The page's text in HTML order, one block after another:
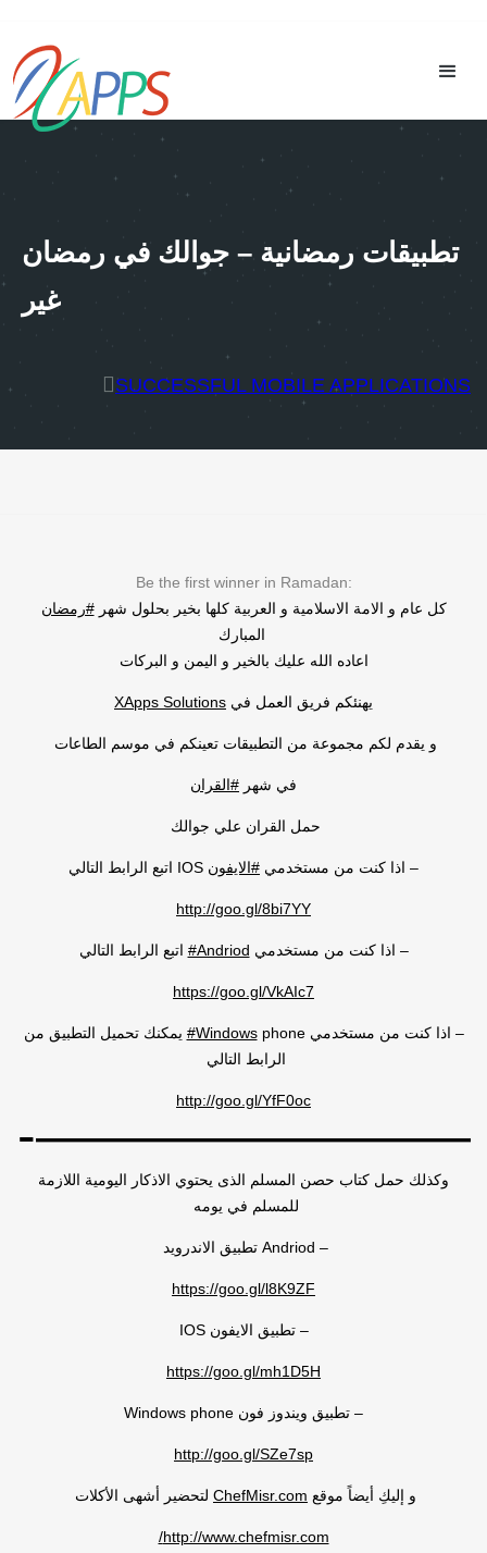
تطبيقات رمضانية – جوالك في رمضان
غير
SUCCESSFUL MOBILE APPLICATIONS
Be the first winner in Ramadan:
كل عام و الامة الاسلامية و العربية كلها بخير بحلول شهر‫#‏رمضان‬
اعاده الله عليك بالخير و اليمن و البركات
يهنئكم فريق العمل في XApps Solutions
و يقدم لكم مجموعة من التطبيقات تعينكم في موسم الطاعات
في شهر ‫#‏القران‬
حمل القران علي جوالك
– اذا كنت من مستخدمي ‫#‏الايفون‬
http://goo.gl/8bi7YY
– اذا كنت من مستخدمي ‪#‎Andriod‬ اتبع الرابط التالي
https://goo.gl/VkAIc7
– اذا كنت من مستخدمي ‪#‎Windows‬ phone يمكنك تحميل التطبيق من
الرابط التالي
http://goo.gl/YfF0oc
————————-
وكذلك حمل كتاب حصن المسلم الذى يحتوي الاذكار اليومية اللازمة
للمسلم في يومه
– Andriod تطبيق الاندرويد
https://goo.gl/l8K9ZF
– تطبيق الايفون IOS
https://goo.gl/mh1D5H
– تطبيق ويندوز فون Windows phone
http://goo.gl/SZe7sp
و إليكِ أيضاً موقع ChefMisr.com لتحضير أشهى الأكلات
http://www.chefmisr.com/